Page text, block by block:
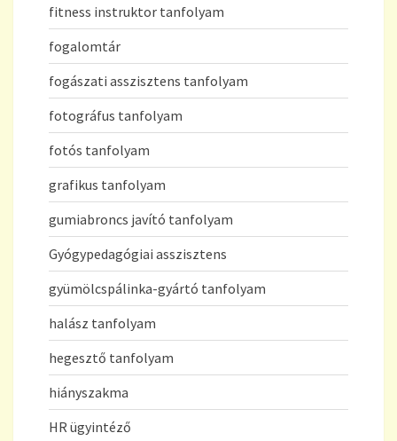
fitness instruktor tanfolyam
fogalomtár
fogászati asszisztens tanfolyam
fotográfus tanfolyam
fotós tanfolyam
grafikus tanfolyam
gumiabroncs javító tanfolyam
Gyógypedagógiai asszisztens
gyümölcspálinka-gyártó tanfolyam
halász tanfolyam
hegesztő tanfolyam
hiányszakma
HR ügyintéző